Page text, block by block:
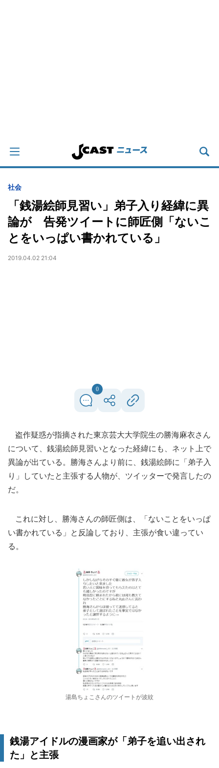
社会
「銭湯絵師見習い」弟子入り経緯に異
論が 告発ツイートに師匠側「ないこ
とをいっぱい書かれている」
2019.04.02 21:04
0
盗作疑惑が指摘された東京芸大大学院生の勝海麻衣さん
について、銭湯絵師見習いとなった経緯にも、ネット上で
異論が出ている。勝海さんより前に、銭湯絵師に「弟子入
り」していたと主張する人物が、ツイッターで発言したの
だ。
これに対し、勝海さんの師匠側は、「ないことをいっぱ
い書かれている」と反論しており、主張が食い違ってい
る。
湯島ちょこさんのツイートが波紋
銭湯アイドルの漫画家が「弟子を追い出され
た」と主張